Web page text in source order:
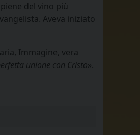
del vino più
Aveva iniziato
Immagine, vera
unione con Cristo».